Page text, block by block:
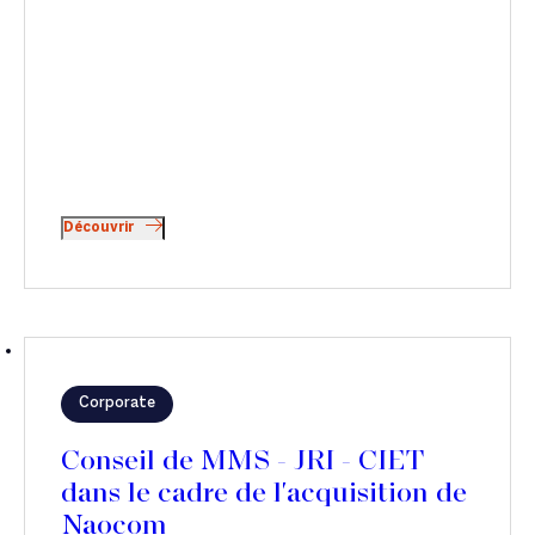
Découvrir
Corporate
Conseil de MMS - JRI - CIET
dans le cadre de l'acquisition de
Naocom